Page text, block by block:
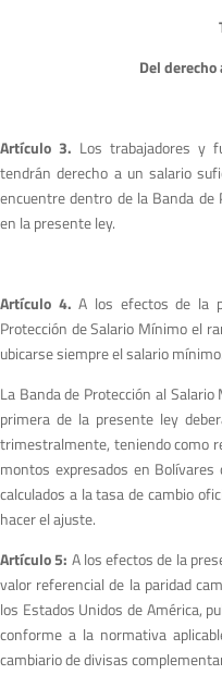
Del
Artículo 3. Los trabajadores y
tendrán derecho a un salario
encuentre dentro de la Banda de
en la presente ley.
Artículo 4. A los efectos de la
Protección de Salario Mínimo el
ubicarse siempre el salario mínimo.
La Banda de Protección al
primera de la presente ley
trimestralmente, teniendo como
montos expresados en
calculados a la tasa de cambio
hacer el ajuste.
Artículo 5: A los efectos de la
valor referencial de la paridad
los Estados Unidos de América,
conforme a la normativa
cambiario de divisas